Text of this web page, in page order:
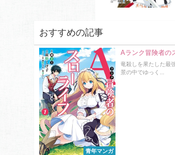
おすすめの記事
青年マンガ
Aランク冒険者の
竜殺しを果たした最
景の中でゆっく...